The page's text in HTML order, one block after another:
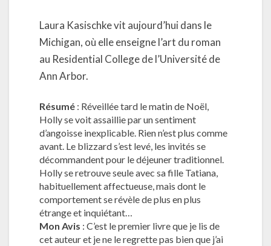
Laura Kasischke vit aujourd’hui dans le
Michigan, où elle enseigne l’art du roman
au Residential College de l’Université de
Ann Arbor.
Résumé : Réveillée tard le matin de Noël,
Holly se voit assaillie par un sentiment
d’angoisse inexplicable. Rien n’est plus comme
avant. Le blizzard s’est levé, les invités se
décommandent pour le déjeuner traditionnel.
Holly se retrouve seule avec sa fille Tatiana,
habituellement affectueuse, mais dont le
comportement se révèle de plus en plus
étrange et inquiétant…
Mon Avis : C’est le premier livre que je lis de
cet auteur et je ne le regrette pas bien que j’ai